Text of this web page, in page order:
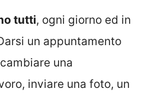
tutti, ogni giorno ed in
un appuntamento
una
inviare una foto, un